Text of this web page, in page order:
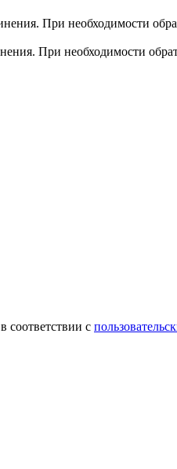
При необходимости
При необходимости
соответствии с